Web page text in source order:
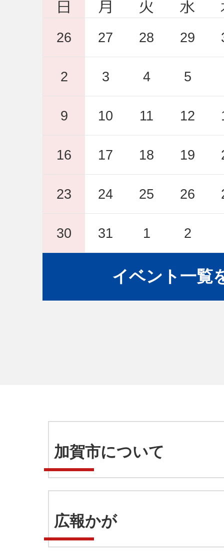
2026年08月02日
地域おこし協力隊【チャレン
2026年08月02日
加賀温泉駅前広場完成イベン
2026年07月31日
政務活動費
26 27 28 29
2 3 4 5
9 10 11 12
16 17 18 19
23 24 25 26
30 31 1 2
イベント一覧
加賀市について
広報かが